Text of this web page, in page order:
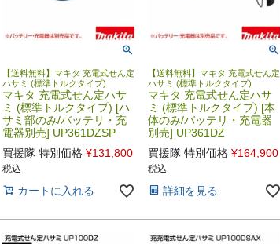
【送料無料】マキタ 充電式せん定
ハサミ (標準トルクタイプ)
マキタ 充電式せん定ハサ
ミ (標準トルクタイプ) [ハ
サミ部のみ/バッテリ・充
電器別売] UP361DZSP
買援隊 特別価格 ¥131,800
税込
カートに入れる
【送料無料】マキタ 充電式せん定
ハサミ (標準トルクタイプ)
マキタ 充電式せん定ハサ
ミ (標準トルクタイプ) [本
体のみ/バッテリ・充電器
別売] UP361DZ
買援隊 特別価格 ¥164,900
税込
詳細を見る